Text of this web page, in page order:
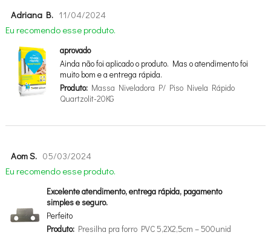
Adriana B. 11/04/2024
Eu recomendo esse produto.
aprovado
Ainda não foi aplicado o produto. Mas o atendimento foi
muito bom e a entrega rápida.
Produto:Massa Niveladora P/ Piso Nivela Rápido
Quartzolit-20KG
Aom S. 05/03/2024
Eu recomendo esse produto.
Excelente atendimento, entrega rápida, pagamento
simples e seguro.
Perfeito
Produto:Presilha pra forro PVC 5,2X2,5cm – 500unid